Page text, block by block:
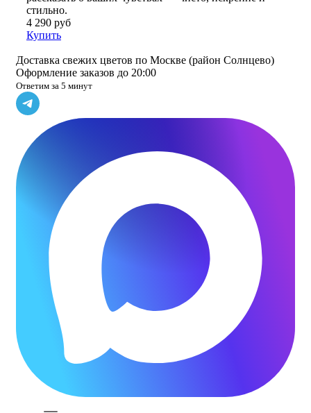
стильно.
4 290 руб
Купить
Доставка свежих цветов по Москве (район Солнцево)
Оформление заказов до 20:00
Ответим за 5 минут